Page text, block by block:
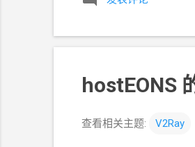
hostEONS
查看相关主题: V2Ray